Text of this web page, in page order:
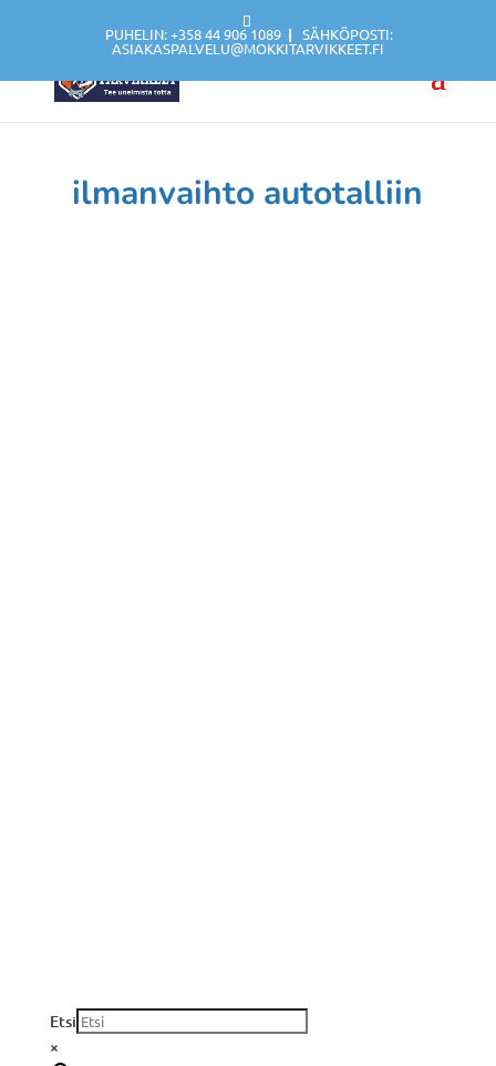
PUHELIN: +358 44 906 1089 |SÄHKÖPOSTI:
ASIAKASPALVELU@MOKKITARVIKKEET.FI
ilmanvaihto autotalliin
Etsi
×